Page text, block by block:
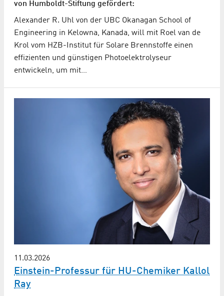
von Humboldt-Stiftung gefördert:
Alexander R. Uhl von der UBC Okanagan School of
Engineering in Kelowna, Kanada, will mit Roel van de
Krol vom HZB-Institut für Solare Brennstoffe einen
effizienten und günstigen Photoelektrolyseur
entwickeln, um mit…
11.03.2026
Einstein-Professur für HU-Chemiker Kallol
Ray